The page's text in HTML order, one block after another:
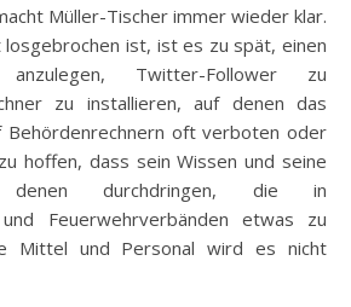
Müller-Tischer immer wieder klar.
ist, ist es zu spät, einen
anzulegen, Twitter-Follower zu
zu installieren, auf denen das
Behördenrechnern oft verboten oder
hoffen, dass sein Wissen und seine
denen durchdringen, die in
Feuerwehrverbänden etwas zu
Mittel und Personal wird es nicht